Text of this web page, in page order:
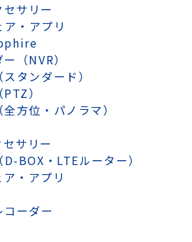
サリー
・アプリ
（NVR）
タンダード）
）
方位・パノラマ）
サリー
BOX・LTEルーター）
・アプリ
ーダー